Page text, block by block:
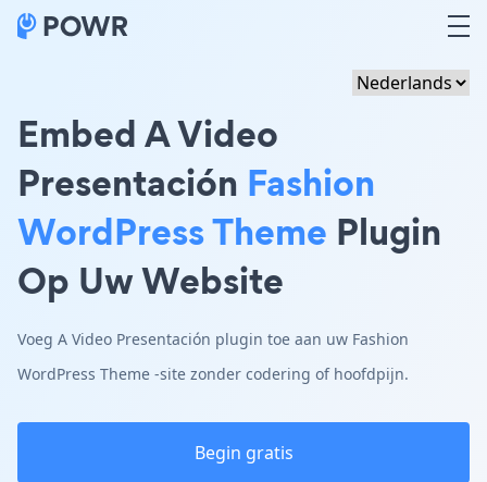
Embed A Video
Presentación Fashion
WordPress Theme Plugin
Op Uw Website
Voeg A Video Presentación plugin toe aan uw Fashion
WordPress Theme -site zonder codering of hoofdpijn.
Begin gratis